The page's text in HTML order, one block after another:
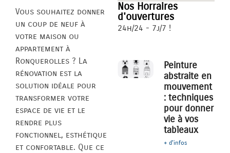
Vous souhaitez donner
un coup de neuf à
votre maison ou
appartement à
Ronquerolles ? La
rénovation est la
solution idéale pour
transformer votre
espace de vie et le
rendre plus
fonctionnel, esthétique
et confortable. Que ce
Nos Horraires
d'ouvertures
24h/24 - 7j/7 !
Peinture
abstraite en
mouvement
: techniques
pour donner
vie à vos
tableaux
+ d'infos